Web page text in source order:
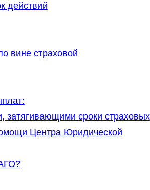
действий
вине страховой
сроки страховых
Центра Юридической